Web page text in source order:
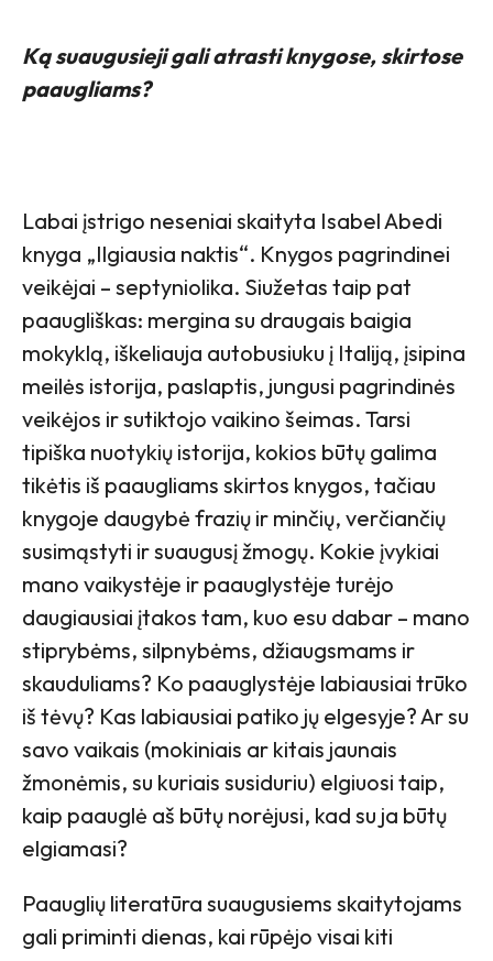
Ką suaugusieji gali atrasti knygose, skirtose
paaugliams?
Labai įstrigo neseniai skaityta Isabel Abedi
knyga „Ilgiausia naktis“. Knygos pagrindinei
veikėjai – septyniolika. Siužetas taip pat
paaugliškas: mergina su draugais baigia
mokyklą, iškeliauja autobusiuku į Italiją, įsipina
meilės istorija, paslaptis, jungusi pagrindinės
veikėjos ir sutiktojo vaikino šeimas. Tarsi
tipiška nuotykių istorija, kokios būtų galima
tikėtis iš paaugliams skirtos knygos, tačiau
knygoje daugybė frazių ir minčių, verčiančių
susimąstyti ir suaugusį žmogų. Kokie įvykiai
mano vaikystėje ir paauglystėje turėjo
daugiausiai įtakos tam, kuo esu dabar – mano
stiprybėms, silpnybėms, džiaugsmams ir
skauduliams? Ko paauglystėje labiausiai trūko
iš tėvų? Kas labiausiai patiko jų elgesyje? Ar su
savo vaikais (mokiniais ar kitais jaunais
žmonėmis, su kuriais susiduriu) elgiuosi taip,
kaip paauglė aš būtų norėjusi, kad su ja būtų
elgiamasi?
Paauglių literatūra suaugusiems skaitytojams
gali priminti dienas, kai rūpėjo visai kiti